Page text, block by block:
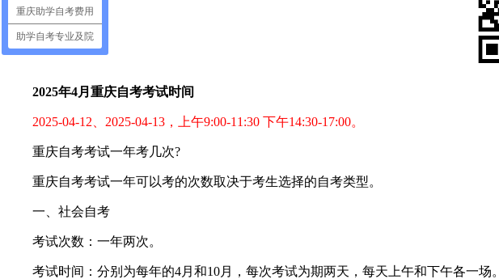
2025年4月重庆自考考试时间
2025-04-12、2025-04-13，上午9:00-11:30 下午14:30-17:00。
重庆自考考试一年考几次?
重庆自考考试一年可以考的次数取决于考生选择的自考类型。
一、社会自考
考试次数：一年两次。
考试时间：分别为每年的4月和10月，每次考试为期两天，每天上午和下午各一场。
重庆助学自考费用
助学自考专业及院